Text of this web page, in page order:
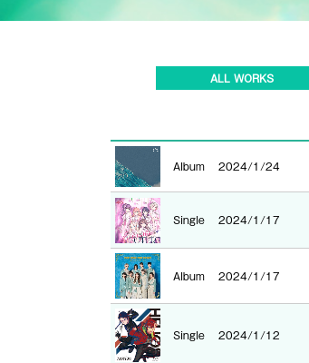
ALL WORKS
Album 2024/1/24
Single 2024/1/17
Album 2024/1/17
Single 2024/1/12